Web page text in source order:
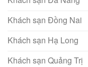
Khách sạn Đồng Nai
Khách sạn Hạ Long
Khách sạn Quảng Trị